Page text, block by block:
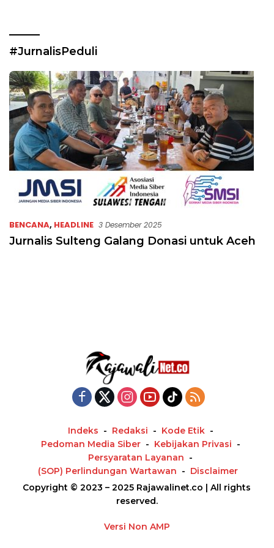
#JurnalisPeduli
BENCANA, HEADLINE 3 Desember 2025
Jurnalis Sulteng Galang Donasi untuk Aceh
Indeks Redaksi
Kode Etik
Pedoman Media Siber
Kebijakan Privasi
Persyaratan Layanan
(SOP) Perlindungan Wartawan
Disclaimer
Copyright © 2023 – 2025 Rajawalinet.co | All rights
reserved.
Versi Non AMP